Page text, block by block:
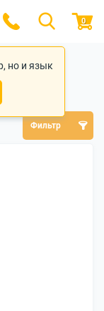
но и язык
0
Фильтр